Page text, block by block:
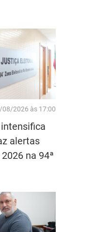
08/2026 às 17:00
alertas
na 94ª